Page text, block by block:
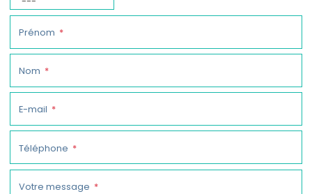
Prénom
Nom
E-mail
Téléphone
Votre message